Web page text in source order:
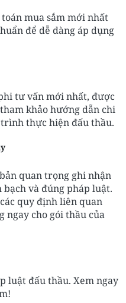
mua sắm mới nhất
để dễ dàng áp dụng
tư vấn mới nhất, được
khảo hướng dẫn chi
thực hiện đấu thầu.
quan trọng ghi nhận
và đúng pháp luật.
quy định liên quan
ngay cho gói thầu của
luật đấu thầu. Xem ngay